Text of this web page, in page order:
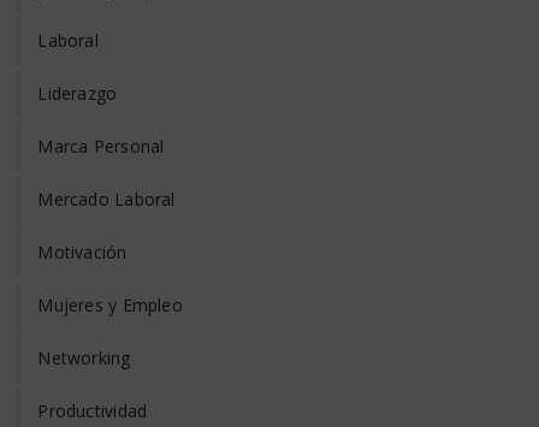
Laboral
Liderazgo
Marca Personal
Mercado Laboral
Motivación
Mujeres y Empleo
Networking
Productividad